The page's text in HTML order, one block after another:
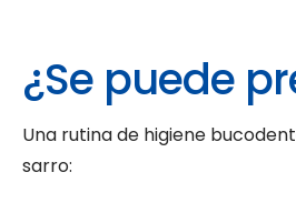
¿Se puede
Una rutina de higiene
sarro: